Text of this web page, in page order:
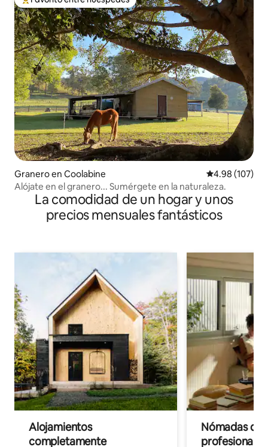
Favorito entre huéspedes preferido
Granero en Coolabine Calificación
4.98 (107)
Alójate en el granero... Sumérgete en la naturaleza.
La comodidad de un hogar y unos
precios mensuales fantásticos
Alojamientos
completamente
Nómadas